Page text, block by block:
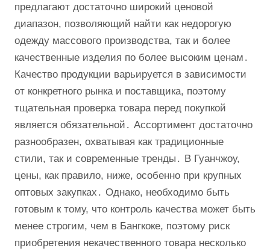
предлагают достаточно широкий ценовой
диапазон, позволяющий найти как недорогую
одежду массового производства, так и более
качественные изделия по более высоким ценам․
Качество продукции варьируется в зависимости
от конкретного рынка и поставщика, поэтому
тщательная проверка товара перед покупкой
является обязательной․ Ассортимент достаточно
разнообразен, охватывая как традиционные
стили, так и современные тренды․ В Гуанчжоу,
цены, как правило, ниже, особенно при крупных
оптовых закупках․ Однако, необходимо быть
готовым к тому, что контроль качества может быть
менее строгим, чем в Бангкоке, поэтому риск
приобретения некачественного товара несколько